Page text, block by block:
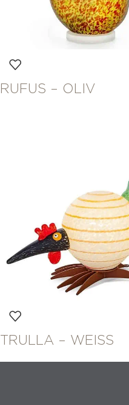
RUFUS – OLIV
TRULLA – WEISS